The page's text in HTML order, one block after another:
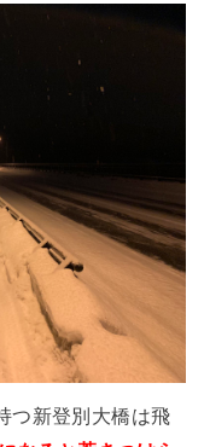
つ新登別大橋は飛